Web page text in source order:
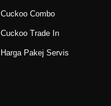
Cuckoo Combo
Cuckoo Trade In
Harga Pakej Servis